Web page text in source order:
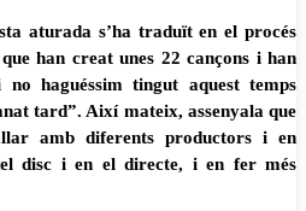
aturada s’ha traduït en el procés
han creat unes 22 cançons i han
haguéssim tingut aquest temps
tard”. Així mateix, assenyala que
amb diferents productors i en
disc i en el directe, i en fer més